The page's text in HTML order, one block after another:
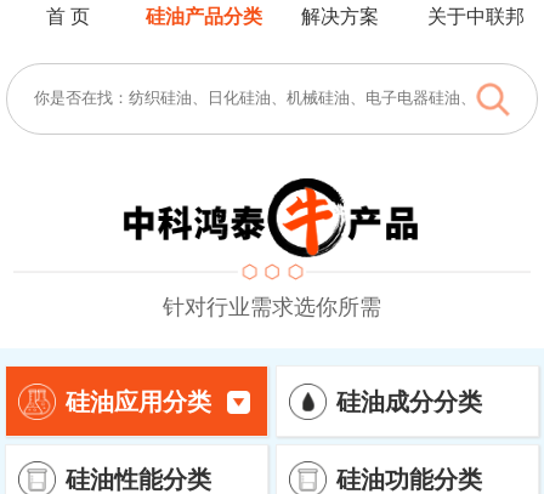
首 页 硅油产品分类 解决方案 关于中联邦
针对行业需求选你所需
硅油成分分类
硅油性能分类 硅油功能分类